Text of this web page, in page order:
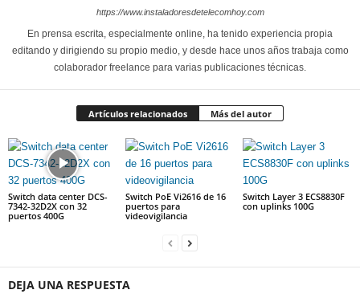
https://www.instaladoresdetelecomhoy.com
En prensa escrita, especialmente online, ha tenido experiencia propia
editando y dirigiendo su propio medio, y desde hace unos años trabaja como
colaborador freelance para varias publicaciones técnicas.
Artículos relacionados Más del autor
Switch data center DCS-
7342-32D2X con 32
puertos 400G
Switch PoE Vi2616 de 16
puertos para
videovigilancia
Switch Layer 3 ECS8830F
con uplinks 100G
DEJA UNA RESPUESTA